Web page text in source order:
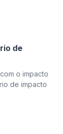
de
o impacto
de impacto